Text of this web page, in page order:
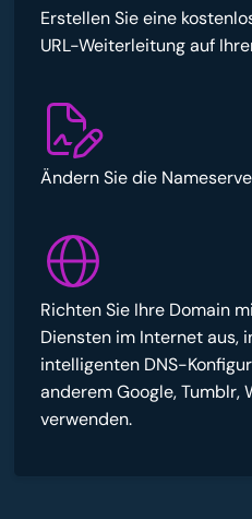
Erstellen Sie eine
URL-Weiterleitung auf
Ändern Sie die
Richten Sie Ihre Domain
Diensten im Internet aus,
intelligenten DNS-
anderem Google, Tumblr,
verwenden.